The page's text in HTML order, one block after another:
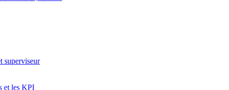
superviseur
et les KPI